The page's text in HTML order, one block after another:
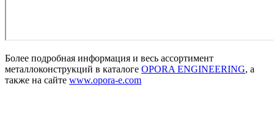
Более подробная информация и весь ассортимент
металлоконструкций в каталоге OPORA ENGINEERING, а
также на сайте www.opora-e.com